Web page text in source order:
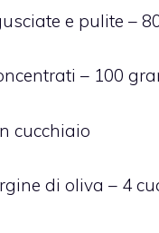
e pulite –
– 100
cucchiaio
di oliva – 4